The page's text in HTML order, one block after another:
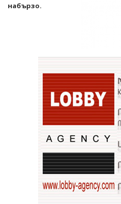
набързо.